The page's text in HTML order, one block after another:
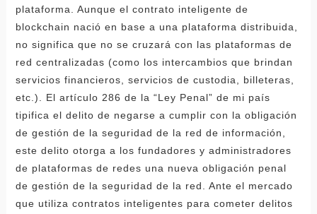
plataforma. Aunque el contrato inteligente de
blockchain nació en base a una plataforma distribuida,
no significa que no se cruzará con las plataformas de
red centralizadas (como los intercambios que brindan
servicios financieros, servicios de custodia, billeteras,
etc.). El artículo 286 de la “Ley Penal” de mi país
tipifica el delito de negarse a cumplir con la obligación
de gestión de la seguridad de la red de información,
este delito otorga a los fundadores y administradores
de plataformas de redes una nueva obligación penal
de gestión de la seguridad de la red. Ante el mercado
que utiliza contratos inteligentes para cometer delitos